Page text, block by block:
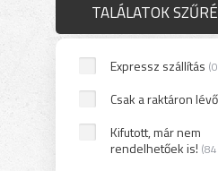
TALÁLATOK
Expressz szállítás
Csak a raktáron
Kifutott, már nem
rendelhetőek is!